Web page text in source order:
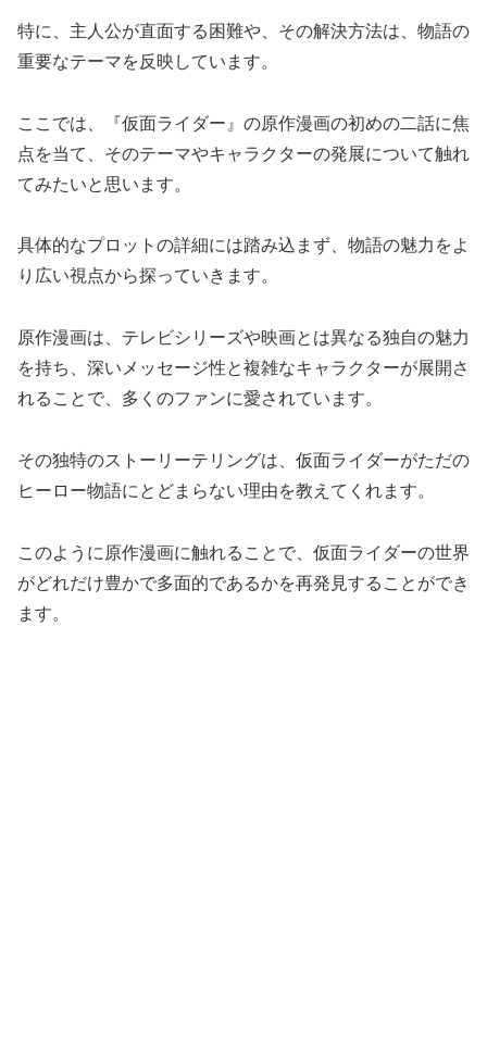
特に、主人公が直面する困難や、その解決方法は、物語の
重要なテーマを反映しています。
ここでは、『仮面ライダー』の原作漫画の初めの二話に焦
点を当て、そのテーマやキャラクターの発展について触れ
てみたいと思います。
具体的なプロットの詳細には踏み込まず、物語の魅力をよ
り広い視点から探っていきます。
原作漫画は、テレビシリーズや映画とは異なる独自の魅力
を持ち、深いメッセージ性と複雑なキャラクターが展開さ
れることで、多くのファンに愛されています。
その独特のストーリーテリングは、仮面ライダーがただの
ヒーロー物語にとどまらない理由を教えてくれます。
このように原作漫画に触れることで、仮面ライダーの世界
がどれだけ豊かで多面的であるかを再発見することができ
ます。